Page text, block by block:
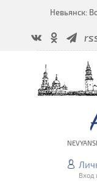
Невьянск:
Вход